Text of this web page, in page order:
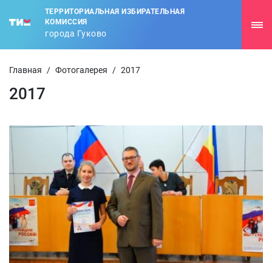
ТЕРРИТОРИАЛЬНАЯ ИЗБИРАТЕЛЬНАЯ
КОМИССИЯ
города Гуково
Главная / Фотогалерея / 2017
2017